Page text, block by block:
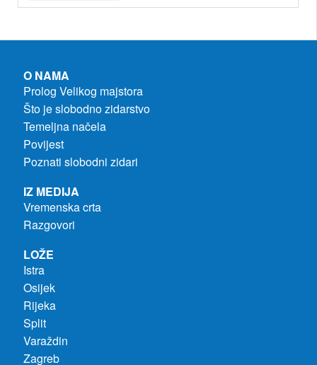
O NAMA
Prolog Velikog majstora
Što je slobodno zidarstvo
Temeljna načela
Povijest
Poznati slobodni zidari
IZ MEDIJA
Vremenska crta
Razgovori
LOŽE
Istra
Osijek
Rijeka
Split
Varaždin
Zagreb